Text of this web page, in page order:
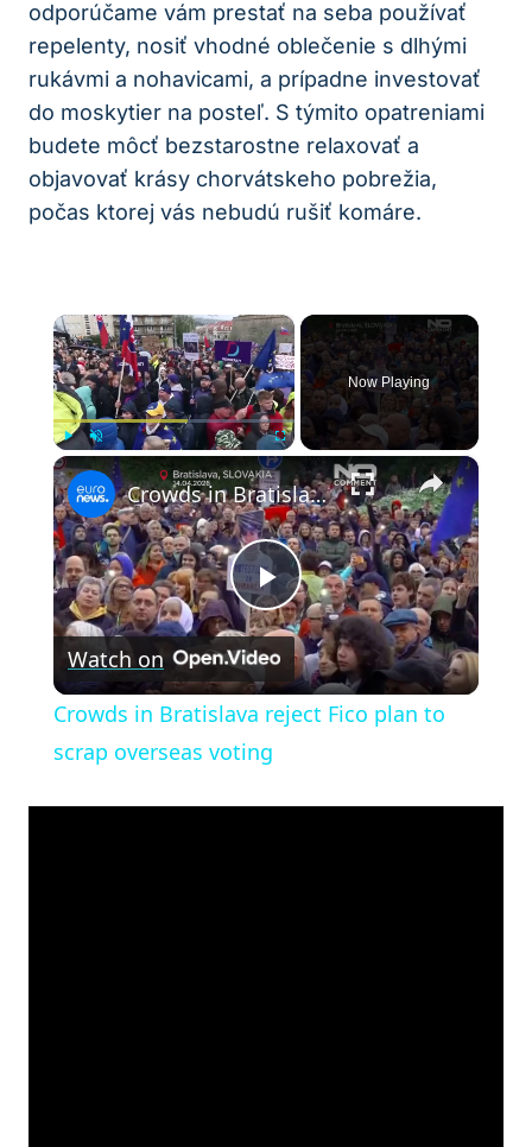
odporúčame vám prestať na seba používať
repelenty, nosiť vhodné oblečenie s dlhými
rukávmi a nohavicami, a prípadne investovať
do moskytier na posteľ. S týmito opatreniami
budete môcť bezstarostne relaxovať a
objavovať krásy chorvátskeho pobrežia,
počas ktorej vás nebudú rušiť komáre.
×
Unmute
Now Playing
×
Play
Video
Crowds in Bratislava reject Fico plan to scrap overseas voting
Watch on
Crowds in Bratislava reject Fico plan to
scrap overseas voting